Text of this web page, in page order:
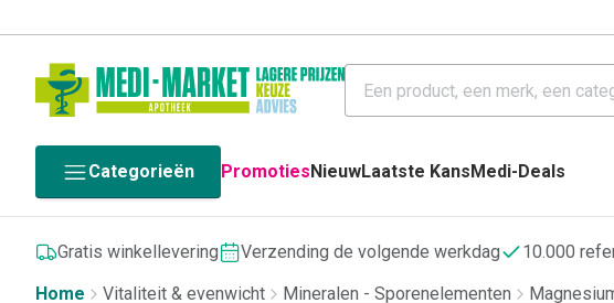
Categorieën PromotiesNieuwLaatste KansMedi-Deals
Gratis winkellevering Verzending de volgende werkdag 10.000
Home
Vitaliteit & evenwicht Mineralen - Sporenelementen